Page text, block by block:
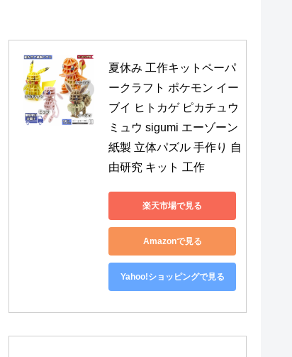
夏休み 工作キットペーパ
ークラフト ポケモン イー
ブイ ヒトカゲ ピカチュウ
ミュウ sigumi エーゾーン
紙製 立体パズル 手作り 自
由研究 キット 工作
楽天市場で見る
Amazonで見る
Yahoo!ショッピングで見る